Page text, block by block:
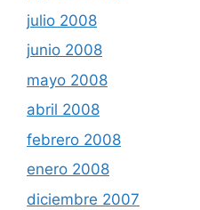
julio 2008
junio 2008
mayo 2008
abril 2008
febrero 2008
enero 2008
diciembre 2007